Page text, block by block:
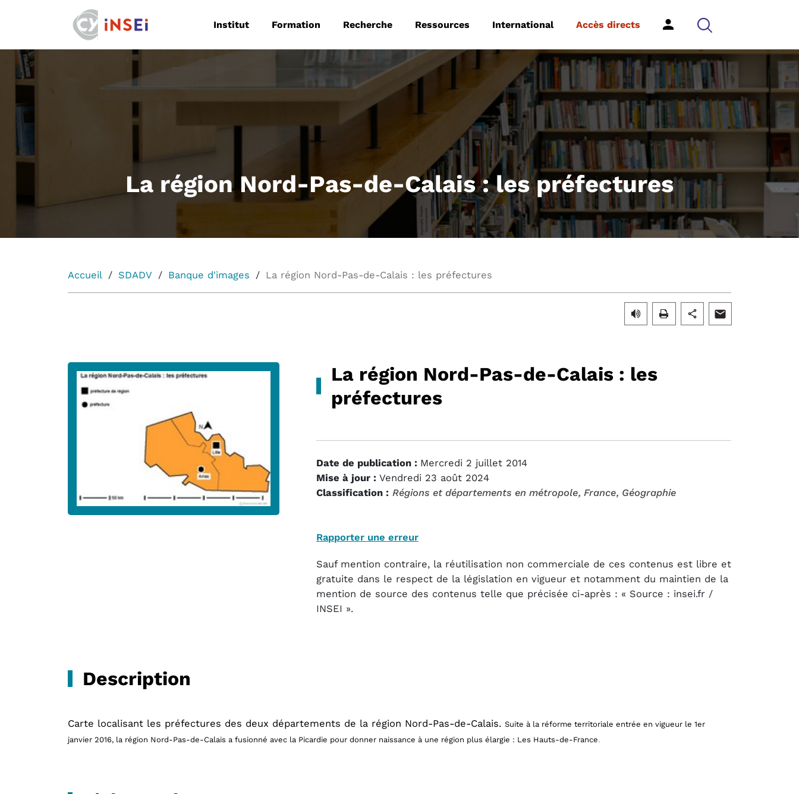
Institut Formation Recherche Ressources International Accès directs
La région Nord-Pas-de-Calais : les préfectures
Accueil SDADV Banque d'images La région Nord-Pas-de-Calais : les préfectures
La région Nord-Pas-de-Calais : les
préfectures
Date de publication : Mercredi 2 juillet 2014
Mise à jour : Vendredi 23 août 2024
Classification : Régions et départements en métropole, France, Géographie
Rapporter une erreur
Sauf mention contraire, la réutilisation non commerciale de ces contenus est libre et
gratuite dans le respect de la législation en vigueur et notamment du maintien de la
mention de source des contenus telle que précisée ci-après : « Source : insei.fr /
INSEI ».
Description
Carte localisant les préfectures des deux départements de la région Nord-Pas-de-Calais. Suite à la réforme territoriale entrée en vigueur le 1er
janvier 2016, la région Nord-Pas-de-Calais a fusionné avec la Picardie pour donner naissance à une région plus élargie : Les Hauts-de-France